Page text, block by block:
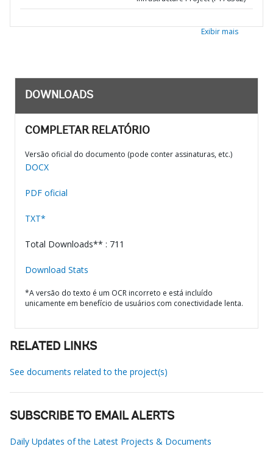
Exibir mais
DOWNLOADS
COMPLETAR RELATÓRIO
Versão oficial do documento (pode conter assinaturas, etc.)
DOCX
PDF oficial
TXT*
Total Downloads** : 711
Download Stats
*A versão do texto é um OCR incorreto e está incluído
unicamente em benefício de usuários com conectividade lenta.
RELATED LINKS
See documents related to the project(s)
SUBSCRIBE TO EMAIL ALERTS
Daily Updates of the Latest Projects & Documents